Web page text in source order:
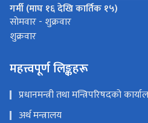
गर्मी (माघ १६ देखि कार्तिक १५)
साेमवार - शुक्रवार
शुक्रवार
महत्त्वपूर्ण लिङ्कहरू
प्रधानमन्त्री तथा मन्त्रिपरिषदको
अर्थ मन्त्रालय